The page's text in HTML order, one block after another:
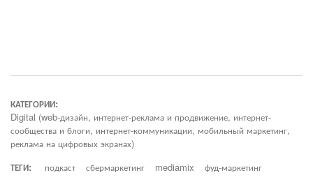
КАТЕГОРИИ:
Digital (web-дизайн, интернет-реклама и продвижение, интернет-
сообщества и блоги, интернет-коммуникации, мобильный маркетинг,
реклама на цифровых экранах)
ТЕГИ:
подкаст сбермаркетинг mediamix фуд-маркетинг